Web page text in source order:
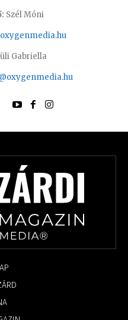
Szél Móni
Gabriella